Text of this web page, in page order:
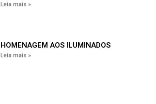
Leia mais »
HOMENAGEM AOS ILUMINADOS
Leia mais »